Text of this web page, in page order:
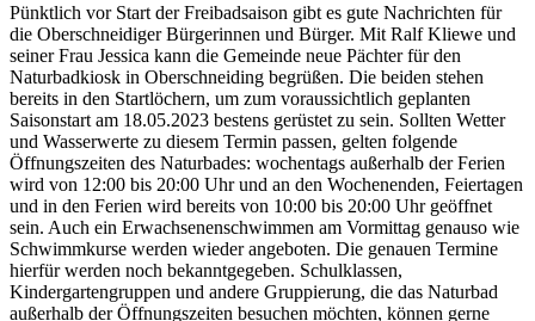
Pünktlich vor Start der Freibadsaison gibt es gute Nachrichten für
die Oberschneidiger Bürgerinnen und Bürger. Mit Ralf Kliewe und
seiner Frau Jessica kann die Gemeinde neue Pächter für den
Naturbadkiosk in Oberschneiding begrüßen. Die beiden stehen
bereits in den Startlöchern, um zum voraussichtlich geplanten
Saisonstart am 18.05.2023 bestens gerüstet zu sein. Sollten Wetter
und Wasserwerte zu diesem Termin passen, gelten folgende
Öffnungszeiten des Naturbades: wochentags außerhalb der Ferien
wird von 12:00 bis 20:00 Uhr und an den Wochenenden, Feiertagen
und in den Ferien wird bereits von 10:00 bis 20:00 Uhr geöffnet
sein. Auch ein Erwachsenenschwimmen am Vormittag genauso wie
Schwimmkurse werden wieder angeboten. Die genauen Termine
hierfür werden noch bekanntgegeben. Schulklassen,
Kindergartengruppen und andere Gruppierung, die das Naturbad
außerhalb der Öffnungszeiten besuchen möchten, können gerne